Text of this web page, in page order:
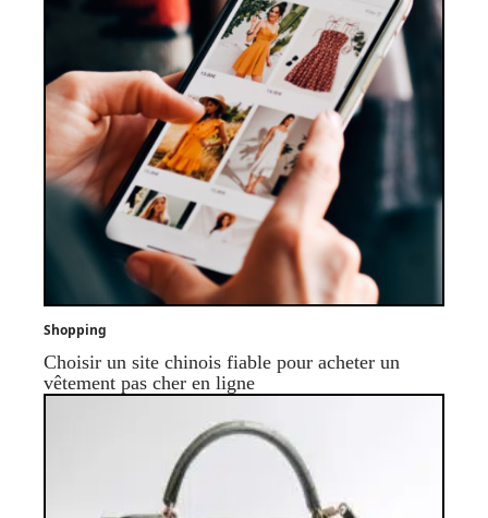
Shopping
Choisir un site chinois fiable pour acheter un
vêtement pas cher en ligne